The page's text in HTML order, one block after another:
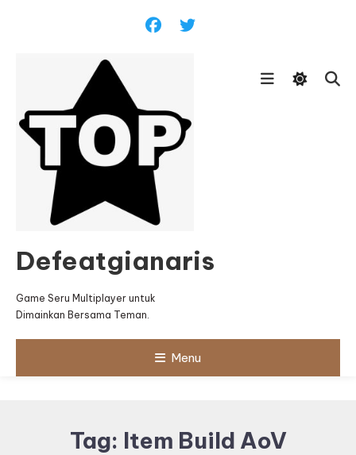
Defeatgianaris
Game Seru Multiplayer untuk
Dimainkan Bersama Teman.
Menu
Tag: Item Build AoV